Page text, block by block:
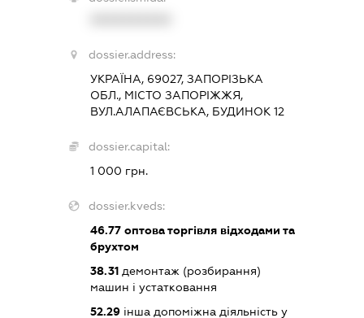
dossier.address:
УКРАЇНА, 69027, ЗАПОРІЗЬКА
ОБЛ., МІСТО ЗАПОРІЖЖЯ,
ВУЛ.АЛАПАЄВСЬКА, БУДИНОК 12
dossier.capital:
1 000 грн.
dossier.kveds:
46.77оптова торгівля відходами та
брухтом
38.31демонтаж (розбирання)
машин і устатковання
52.29інша допоміжна діяльність у